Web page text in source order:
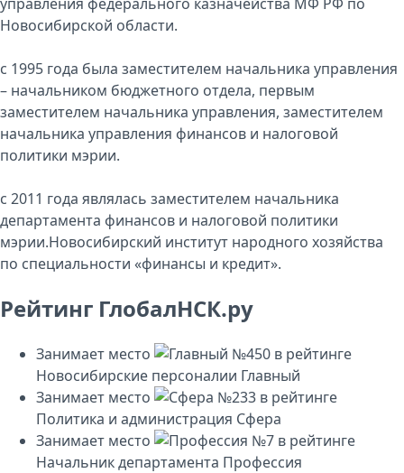
Новосибирской области.
с 1995 года была заместителем начальника управления
– начальником бюджетного отдела, первым
заместителем начальника управления, заместителем
начальника управления финансов и налоговой
политики мэрии.
с 2011 года являлась заместителем начальника
департамента финансов и налоговой политики
мэрии.Новосибирский институт народного хозяйства
по специальности «финансы и кредит».
Рейтинг ГлобалНСК.ру
Занимает место №450 в рейтинге
Новосибирские персоналии Главный
Занимает место
№233 в рейтинге
Политика и администрация Сфера
Занимает место
№7 в рейтинге
Начальник департамента Профессия